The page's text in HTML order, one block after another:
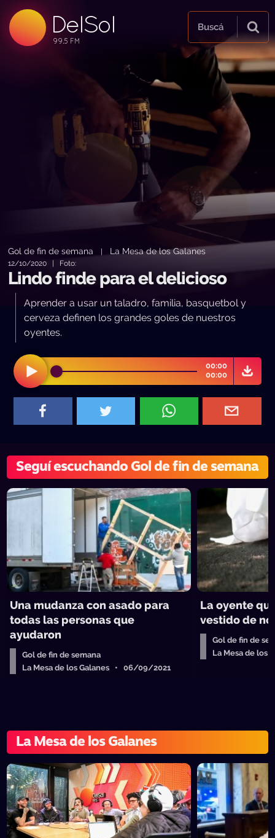
DelSol
99.5 FM
99.5 FM
99.5 FM
Buscá
Gol de fin de semana La Mesa de los Galanes
12/10/2020 | Foto:
Lindo finde para el delicioso
Aprender a usar un taladro, familia, basquetbol y
cerveza definen los grandes goles de nuestros
oyentes.
00:00
00:00
Seguí escuchando Gol de fin de semana
Una mudanza con asado para
todas las personas que
ayudaron
Gol de fin de semana
La Mesa de los Galanes • 06/09/2021
La oyente
vestido de
Gol de fin de
La Mesa de los
La Mesa de los Galanes